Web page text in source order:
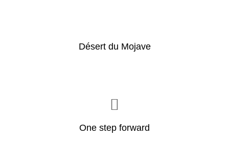
Désert du Mojave
One step forward